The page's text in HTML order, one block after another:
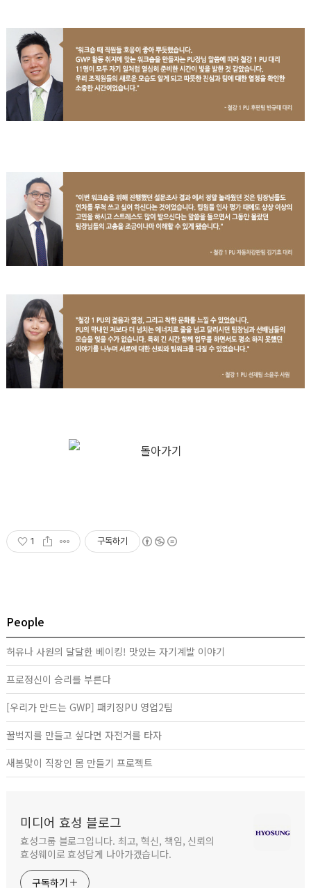
1 구독하기
People
허유나 사원의 달달한 베이킹! 맛있는 자기계발 이야기
프로정신이 승리를 부른다
[우리가 만드는 GWP] 패키징PU 영업2팀
꿀벅지를 만들고 싶다면 자전거를 타자
새봄맞이 직장인 몸 만들기 프로젝트
미디어 효성 블로그
효성그룹 블로그입니다. 최고, 혁신, 책임, 신뢰의
효성웨이로 효성답게 나아가겠습니다.
구독하기